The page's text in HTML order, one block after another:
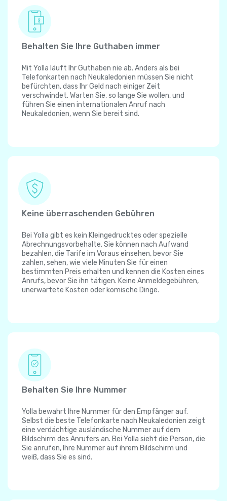
Behalten Sie Ihre Guthaben immer
Mit Yolla läuft Ihr Guthaben nie ab. Anders als bei
Telefonkarten nach Neukaledonien müssen Sie nicht
befürchten, dass Ihr Geld nach einiger Zeit
verschwindet. Warten Sie, so lange Sie wollen, und
führen Sie einen internationalen Anruf nach
Neukaledonien, wenn Sie bereit sind.
Keine überraschenden Gebühren
Bei Yolla gibt es kein Kleingedrucktes oder spezielle
Abrechnungsvorbehalte. Sie können nach Aufwand
bezahlen, die Tarife im Voraus einsehen, bevor Sie
zahlen, sehen, wie viele Minuten Sie für einen
bestimmten Preis erhalten und kennen die Kosten eines
Anrufs, bevor Sie ihn tätigen. Keine Anmeldegebühren,
unerwartete Kosten oder komische Dinge.
Behalten Sie Ihre Nummer
Yolla bewahrt Ihre Nummer für den Empfänger auf.
Selbst die beste Telefonkarte nach Neukaledonien zeigt
eine verdächtige ausländische Nummer auf dem
Bildschirm des Anrufers an. Bei Yolla sieht die Person, die
Sie anrufen, Ihre Nummer auf ihrem Bildschirm und
weiß, dass Sie es sind.